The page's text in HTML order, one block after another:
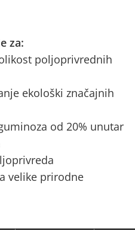
za:
poljoprivrednih
ekološki značajnih
od 20% unutar
velike prirodne